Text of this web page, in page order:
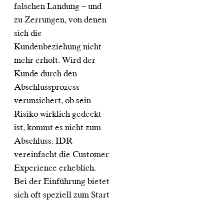
falschen Landung – und
zu Zerrungen, von denen
sich die
Kundenbeziehung nicht
mehr erholt. Wird der
Kunde durch den
Abschlussprozess
verunsichert, ob sein
Risiko wirklich gedeckt
ist, kommt es nicht zum
Abschluss. IDR
vereinfacht die Customer
Experience erheblich.
Bei der Einführung bietet
sich oft speziell zum Start